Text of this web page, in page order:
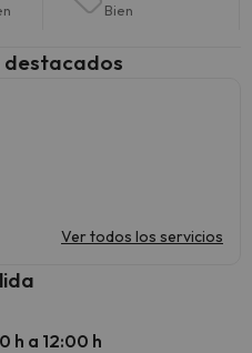
Bien
destacados
Ver todos los servicios
h a 12:00 h